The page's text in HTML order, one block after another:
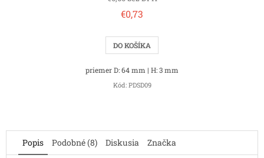
€0,73
DO KOŠÍKA
priemer D: 64 mm | H: 3 mm
Kód: PDSD09
Popis Podobné (8) Diskusia Značka